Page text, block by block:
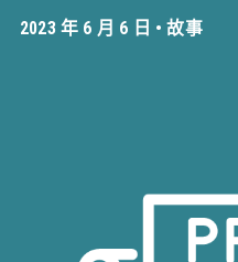
参与其中
2023 年 6 月 6 日 •故事